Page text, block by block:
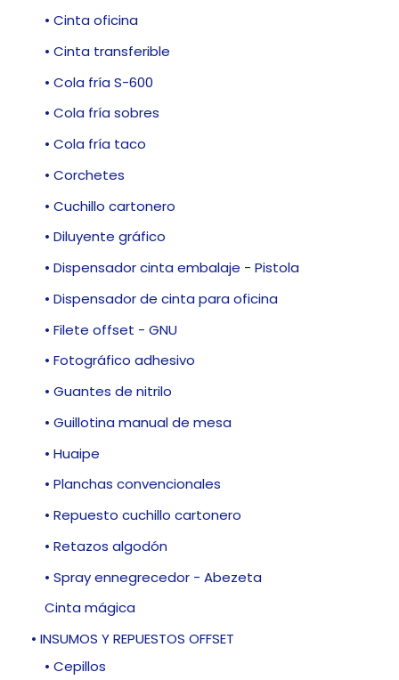
• Cinta oficina
• Cinta transferible
• Cola fría S-600
• Cola fría sobres
• Cola fría taco
• Corchetes
• Cuchillo cartonero
• Diluyente gráfico
• Dispensador cinta embalaje - Pistola
• Dispensador de cinta para oficina
• Filete offset - GNU
• Fotográfico adhesivo
• Guantes de nitrilo
• Guillotina manual de mesa
• Huaipe
• Planchas convencionales
• Repuesto cuchillo cartonero
• Retazos algodón
• Spray ennegrecedor - Abezeta
Cinta mágica
• INSUMOS Y REPUESTOS OFFSET
• Cepillos